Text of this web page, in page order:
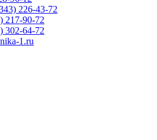
226-43-72
217-90-72
302-64-72
1.ru